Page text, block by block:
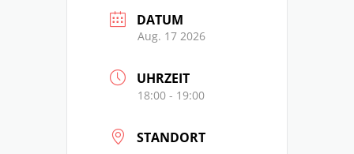
DATUM
Aug. 17 2026
UHRZEIT
18:00 - 19:00
STANDORT